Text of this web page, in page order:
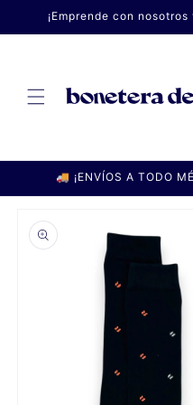
directamente
al contenido
¡Emprende con
🚚 ¡ENVÍOS A TODO
información